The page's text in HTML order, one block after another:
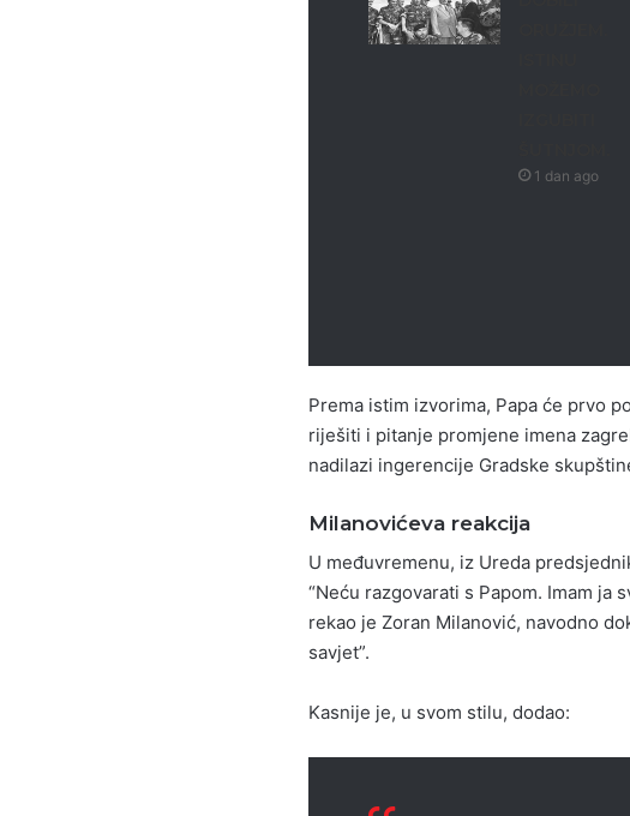
1 dan ago
Prema istim izvorima, Papa će prvo
riješiti i pitanje promjene imena
nadilazi ingerencije Gradske
Milanovićeva reakcija
U međuvremenu, iz Ureda
“Neću razgovarati s Papom. Imam ja
rekao je Zoran Milanović, navodno
savjet”.
Kasnije je, u svom stilu, dodao: